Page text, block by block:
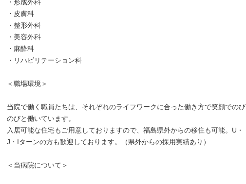
・形成外科
・皮膚科
・整形外科
・美容外科
・麻酔科
・リハビリテーション科
＜職場環境＞
当院で働く職員たちは、それぞれのライフワークに合った働き方で笑顔でのび
のびと働いています。
入居可能な住宅もご用意しておりますので、福島県外からの移住も可能。U・
J・Iターンの方も歓迎しております。（県外からの採用実績あり）
＜当病院について＞